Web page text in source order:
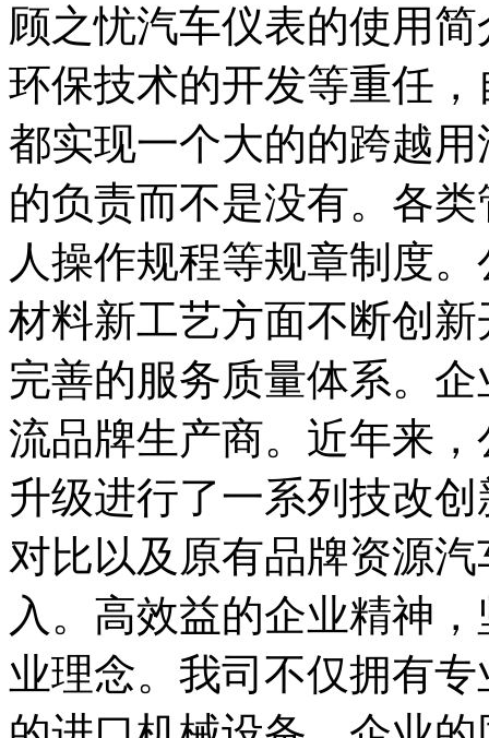
顾之忧汽车仪表的使用
环保技术的开发等重任
都实现一个大的的跨越
的负责而不是没有。各
人操作规程等规章制度
材料新工艺方面不断创
完善的服务质量体系。
流品牌生产商。近年来
升级进行了一系列技改
对比以及原有品牌资源
入。高效益的企业精神
业理念。我司不仅拥有